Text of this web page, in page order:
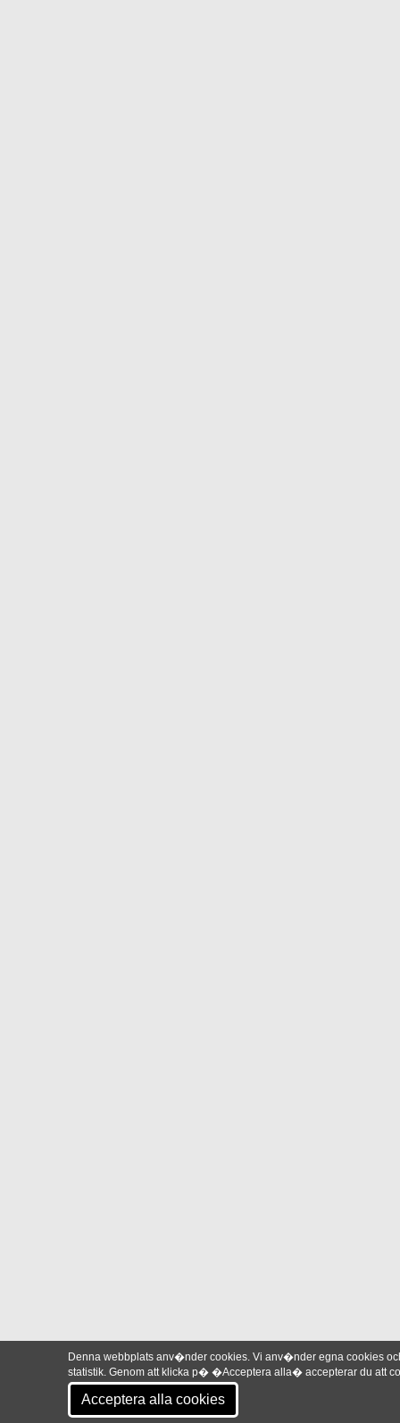
Denna webbplats anv�nder cookies. Vi anv�nder egna cookies
statistik. Genom att klicka p� �Acceptera alla� accepterar du att
Acceptera alla cookies